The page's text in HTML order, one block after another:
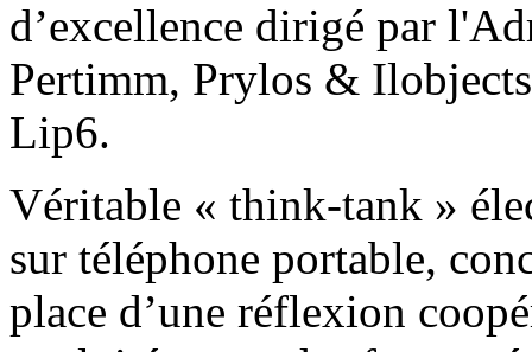
d’excellence dirigé par
Pertimm, Prylos &
Lip6.
Véritable « think-tank »
sur téléphone portable,
place d’une réflexion